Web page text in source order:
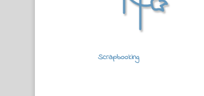
Scrapbooking